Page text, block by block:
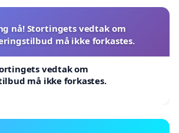
nå! Stortingets vedtak om
må ikke forkastes.
vedtak om
må ikke forkastes.